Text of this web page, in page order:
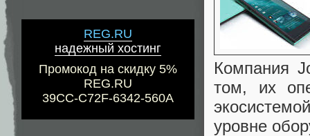
REG.RU
надежный хостинг
Промокод на скидку 5%
REG.RU
39CC-C72F-6342-560A
Компания
том, их
уровне